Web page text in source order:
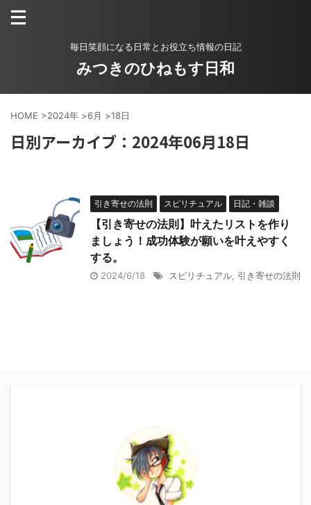
毎日笑顔になる日常とお役立ち情報の日記
みつきのひねもす日和
HOME >2024年 >6月 >18日
日別アーカイブ：2024年06月18日
引き寄せの法則 スピリチュアル 日記・雑談
【引き寄せの法則】叶えたリストを作り
ましょう！成功体験が願いを叶えやすく
する。
2024/6/18 スピリチュアル 引き寄せの法則